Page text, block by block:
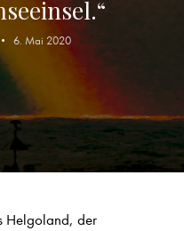
6. Mai 2020
Helgoland, der